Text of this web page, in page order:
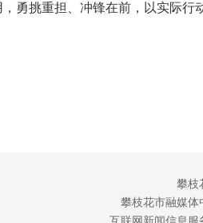
勇挑重担、冲锋在前，以实际行
攀枝
攀枝花市融媒体